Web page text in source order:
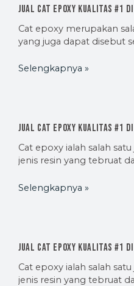
Jual Cat Epoxy Kualitas #1
Cat epoxy merupakan
yang juga dapat disebut
Selengkapnya »
Jual Cat Epoxy Kualitas #1
Cat epoxy ialah salah
jenis resin yang tebruat
Selengkapnya »
Jual Cat Epoxy Kualitas #1
Cat epoxy ialah salah
jenis resin yang tebruat